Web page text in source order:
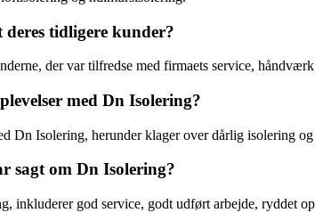
tidligere kunder?
der var tilfredse med firmaets service,
med Dn Isolering?
Dn Isolering, herunder klager over dårlig isolering
sagt om Dn Isolering?
inkluderer god service, godt udført arbejde, ryddet